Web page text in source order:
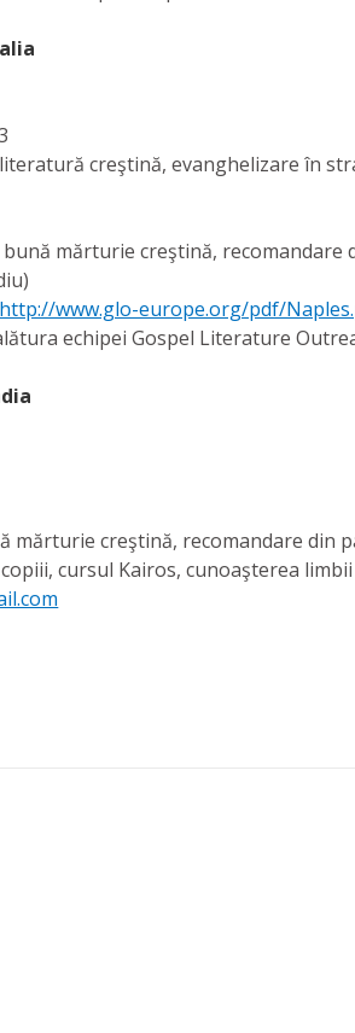
creştină, evanghelizare în
mărturie creştină,
http://www.glo-europe.org/pdf/
echipei Gospel Literature
mărturie creştină, recomandare din
cursul Kairos, cunoaşterea